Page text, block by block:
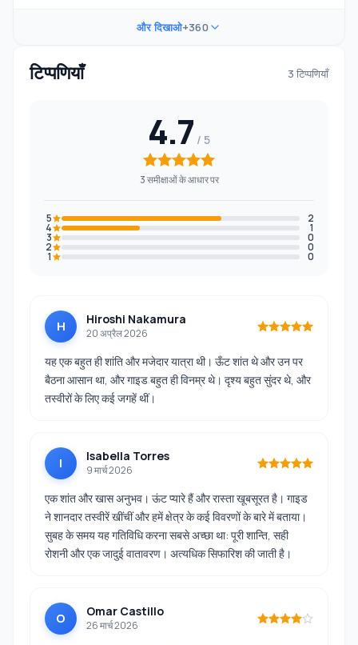
और दिखाओ+360
टिप्पणियाँ 3 टिप्पणियाँ
4.7
3 समीक्षाओं के आधार पर
5 2
4 1
3 0
2 0
1 0
H Hiroshi Nakamura
20 अप्रैल 2026
यह एक बहुत ही शांति और मजेदार यात्रा थी। ऊँट शांत थे और उन पर
बैठना आसान था, और गाइड बहुत ही विनम्र थे। दृश्य बहुत सुंदर थे, और
तस्वीरों के लिए कई जगहें थीं।
I Isabella Torres
9 मार्च 2026
एक शांत और खास अनुभव। ऊंट प्यारे हैं और रास्ता खूबसूरत है। गाइड
ने शानदार तस्वीरें खींचीं और हमें क्षेत्र के कई विवरणों के बारे में बताया।
सुबह के समय यह गतिविधि करना सबसे अच्छा था: पूरी शान्ति, सही
रोशनी और एक जादुई वातावरण। अत्यधिक सिफारिश की जाती है।
O Omar Castillo
26 मार्च 2026